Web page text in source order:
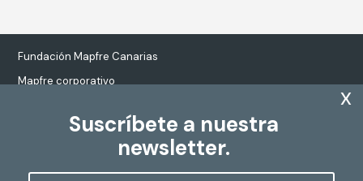
Suscríbete a nuestra
newsletter.
x
Fundación Mapfre Canarias
Mapfre corporativo
Tratamiento de datos personales
Política de Cookies